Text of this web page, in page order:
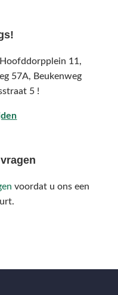
11,
57A, Beukenweg
5 !
voordat u ons een